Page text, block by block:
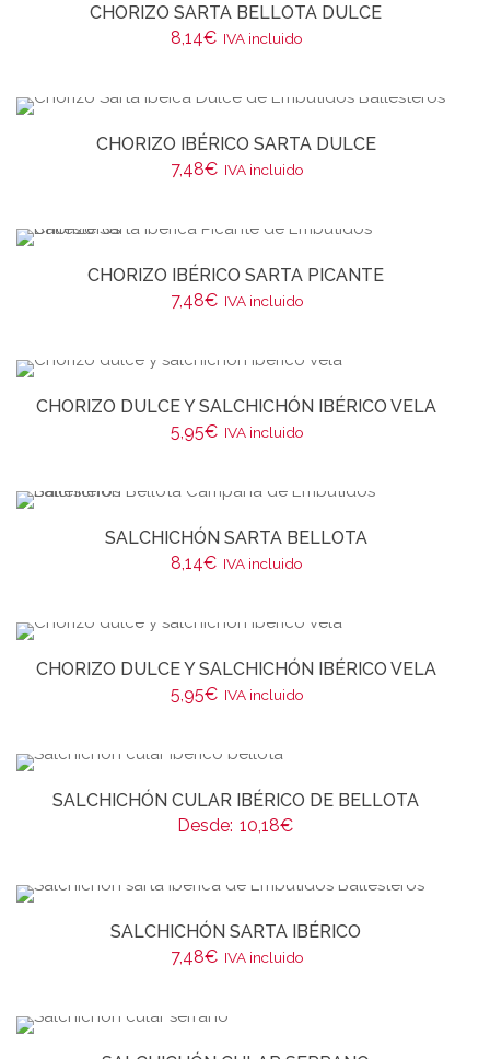
CHORIZO SARTA BELLOTA DULCE
8,14€ IVA incluido
CHORIZO IBÉRICO SARTA DULCE
7,48€ IVA incluido
CHORIZO IBÉRICO SARTA PICANTE
7,48€ IVA incluido
CHORIZO DULCE Y SALCHICHÓN IBÉRICO VELA
5,95€ IVA incluido
SALCHICHÓN SARTA BELLOTA
8,14€ IVA incluido
CHORIZO DULCE Y SALCHICHÓN IBÉRICO VELA
5,95€ IVA incluido
SALCHICHÓN CULAR IBÉRICO DE BELLOTA
Desde: 10,18€
SALCHICHÓN SARTA IBÉRICO
7,48€ IVA incluido